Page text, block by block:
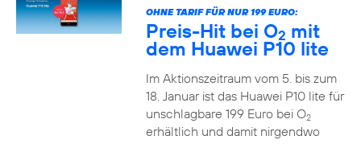
OHNE TARIF FÜR NUR 199 EURO:
Preis-Hit bei O2 mit
dem Huawei P10 lite
Im Aktionszeitraum vom 5. bis zum
18. Januar ist das Huawei P10 lite für
unschlagbare 199 Euro bei O2
erhältlich und damit nirgendwo